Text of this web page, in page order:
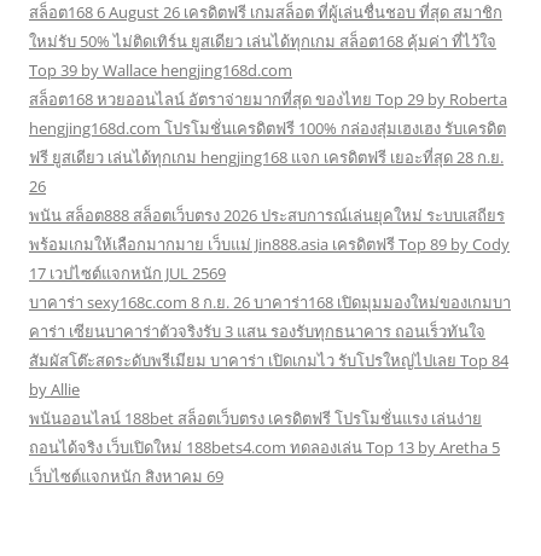
สล็อต168 6 August 26 เครดิตฟรี เกมสล็อต ที่ผู้เล่นชื่นชอบ ที่สุด สมาชิก
ใหม่รับ 50% ไม่ติดเทิร์น ยูสเดียว เล่นได้ทุกเกม สล็อต168 คุ้มค่า ที่ไว้ใจ
Top 39 by Wallace hengjing168d.com
สล็อต168 หวยออนไลน์ อัตราจ่ายมากที่สุด ของไทย Top 29 by Roberta
hengjing168d.com โปรโมชั่นเครดิตฟรี 100% กล่องสุ่มเฮงเฮง รับเครดิต
ฟรี ยูสเดียว เล่นได้ทุกเกม hengjing168 แจก เครดิตฟรี เยอะที่สุด 28 ก.ย.
26
พนัน สล็อต888 สล็อตเว็บตรง 2026 ประสบการณ์เล่นยุคใหม่ ระบบเสถียร
พร้อมเกมให้เลือกมากมาย เว็บแม่ Jin888.asia เครดิตฟรี Top 89 by Cody
17 เวปไซต์แจกหนัก JUL 2569
บาคาร่า sexy168c.com 8 ก.ย. 26 บาคาร่า168 เปิดมุมมองใหม่ของเกมบา
คาร่า เซียนบาคาร่าตัวจริงรับ 3 แสน รองรับทุกธนาคาร ถอนเร็วทันใจ
สัมผัสโต๊ะสดระดับพรีเมียม บาคาร่า เปิดเกมไว รับโปรใหญ่ไปเลย Top 84
by Allie
พนันออนไลน์ 188bet สล็อตเว็บตรง เครดิตฟรี โปรโมชั่นแรง เล่นง่าย
ถอนได้จริง เว็บเปิดใหม่ 188bets4.com ทดลองเล่น Top 13 by Aretha 5
เว็บไซต์แจกหนัก สิงหาคม 69